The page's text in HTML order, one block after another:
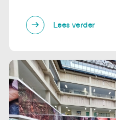
Lees verder